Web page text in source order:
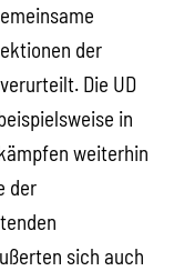
der
Die UD
in
weiterhin
der
sich auch